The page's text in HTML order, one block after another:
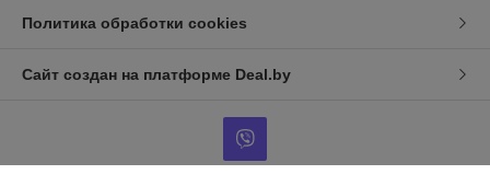
Политика обработки cookies
Сайт создан на платформе Deal.by